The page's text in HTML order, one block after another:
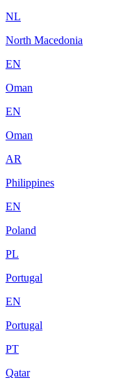
NL
North Macedonia
EN
Oman
EN
Oman
AR
Philippines
EN
Poland
PL
Portugal
EN
Portugal
PT
Qatar